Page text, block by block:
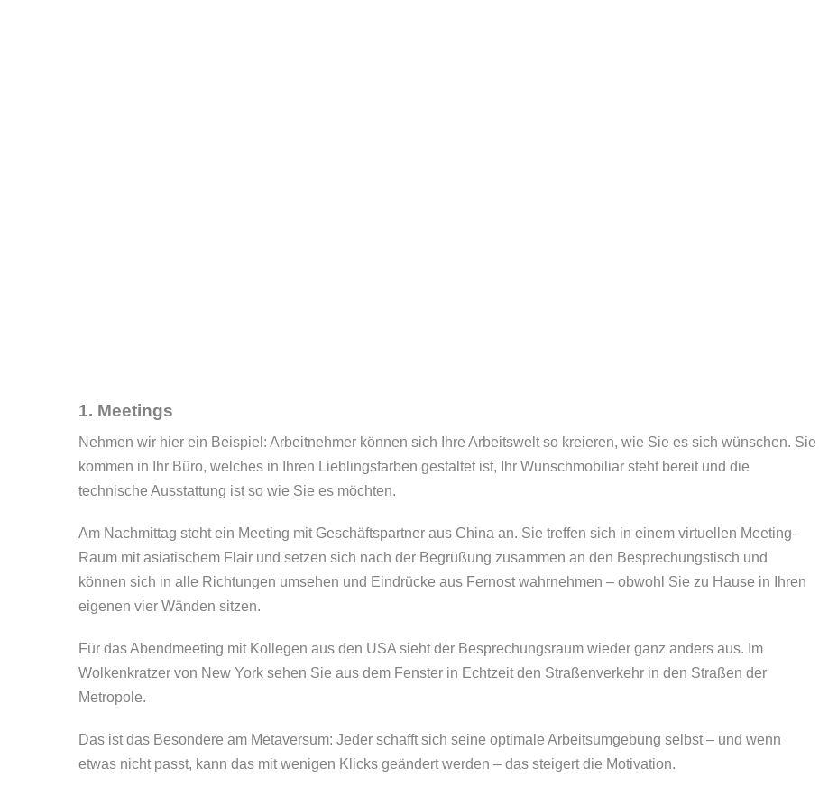
1. Meetings
Nehmen wir hier ein Beispiel: Arbeitnehmer können sich Ihre Arbeitswelt so kreieren, wie Sie es sich wünschen. Sie
kommen in Ihr Büro, welches in Ihren Lieblingsfarben gestaltet ist, Ihr Wunschmobiliar steht bereit und die
technische Ausstattung ist so wie Sie es möchten.
Am Nachmittag steht ein Meeting mit Geschäftspartner aus China an. Sie treffen sich in einem virtuellen Meeting-
Raum mit asiatischem Flair und setzen sich nach der Begrüßung zusammen an den Besprechungstisch und
können sich in alle Richtungen umsehen und Eindrücke aus Fernost wahrnehmen – obwohl Sie zu Hause in Ihren
eigenen vier Wänden sitzen.
Für das Abendmeeting mit Kollegen aus den USA sieht der Besprechungsraum wieder ganz anders aus. Im
Wolkenkratzer von New York sehen Sie aus dem Fenster in Echtzeit den Straßenverkehr in den Straßen der
Metropole.
Das ist das Besondere am Metaversum: Jeder schafft sich seine optimale Arbeitsumgebung selbst – und wenn
etwas nicht passt, kann das mit wenigen Klicks geändert werden – das steigert die Motivation.